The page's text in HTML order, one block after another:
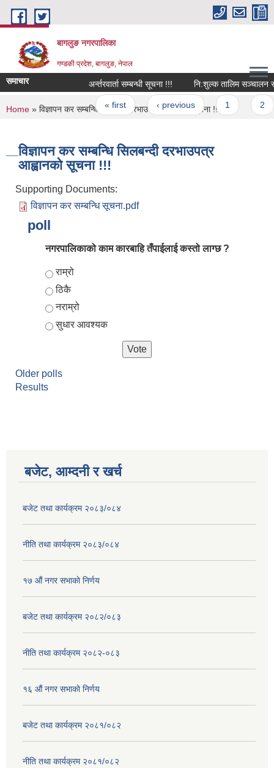
Skip to main content
बागलुङ नगरपालिका
गण्डकी प्रदेश, बागलुङ, नेपाल
समाचार अर्न्तरवार्ता सम्बन्धी सूचना !!! नि:शुल्क तालिम सञ्चालन
Pages
« first ‹ previous 1
You are here
Home » विज्ञापन कर सम्बन्धि सिलबन्दी दरभाउपत्र आह्वानको सूचना !!!
विज्ञापन कर सम्बन्धि सिलबन्दी दरभाउपत्र
आह्वानको सूचना !!!
Supporting Documents:
विज्ञापन कर सम्बन्धि सूचना.pdf
poll
नगरपालिकाको काम कारबाहि तँपाईलाई कस्तो लाग्छ ?
Choices
राम्रो
ठिकै
नराम्रो
सुधार आवश्यक
Older polls
Results
बजेट, आम्दनी र खर्च
बजेट तथा कार्यक्रम २०८३/०८४
नीति तथा कार्यक्रम २०८३/०८४
१७ ‌‍औं नगर सभाकाे निर्णय
बजेट तथा कार्यक्रम २०८२/०८३
नीति तथा कार्यक्रम २०८२-०८३
१६ ‌औं नगर सभाकाे निर्णय
बजेट तथा कार्यक्रम २०८१/०८२
नीति तथा कार्यक्रम २०८१/०८२